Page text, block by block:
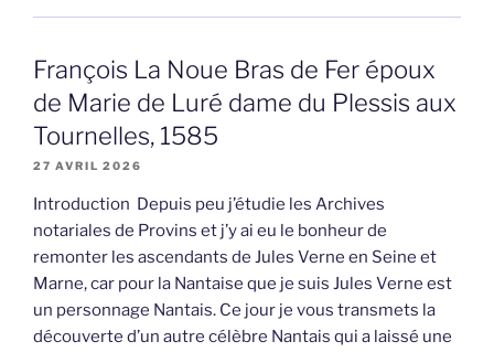
François La Noue Bras de Fer époux
de Marie de Luré dame du Plessis aux
Tournelles, 1585
27 AVRIL 2026
Introduction Depuis peu j’étudie les Archives
notariales de Provins et j’y ai eu le bonheur de
remonter les ascendants de Jules Verne en Seine et
Marne, car pour la Nantaise que je suis Jules Verne est
un personnage Nantais. Ce jour je vous transmets la
découverte d’un autre célèbre Nantais qui a laissé une